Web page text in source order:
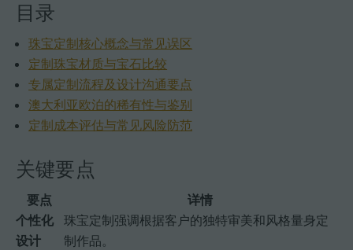
目录
珠宝定制核心概念与常见误区
定制珠宝材质与宝石比较
专属定制流程及设计沟通要点
澳大利亚欧泊的稀有性与鉴别
定制成本评估与常见风险防范
关键要点
要点
详情
个性化
设计
珠宝定制强调根据客户的独特审美和风格量身定
制作品。